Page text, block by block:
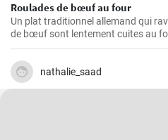
Roulades de bœuf au four
Un plat traditionnel allemand qui
de bœuf sont lentement cuites au
est tendre et juteuse, alors que la
arômes du bacon, des oignons et
nathalie_saad